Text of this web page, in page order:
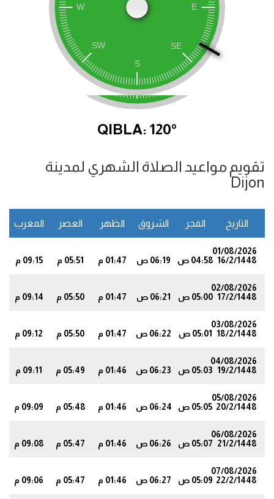
QIBLA: 120°
تقويم مواعيد الصلاة الشهري لمدينة
Dijon
التاريخ الفجر الشروق الظهر العصر المغرب
01/08/2026
16/2/1448 04:58 ص 06:19 ص 01:47 م 05:51 م 09:15 م
02/08/2026
17/2/1448 05:00 ص 06:21 ص 01:47 م 05:50 م 09:14 م
03/08/2026
18/2/1448
05:01 ص 06:22 ص 01:47 م 05:50 م 09:12 م
04/08/2026
19/2/1448 05:03 ص 06:23 ص 01:46 م 05:49 م 09:11 م
05/08/2026
20/2/1448 05:05 ص 06:24 ص 01:46 م 05:48 م 09:09 م
06/08/2026
21/2/1448 05:07 ص 06:26 ص 01:46 م 05:47 م 09:08 م
07/08/2026
22/2/1448 05:09 ص 06:27 ص 01:46 م 05:47 م 09:06 م